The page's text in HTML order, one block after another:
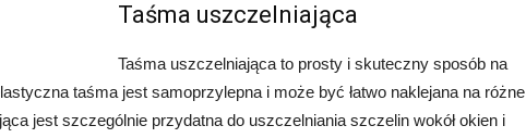
Taśma uszczelniająca
Taśma uszczelniająca to prosty i skuteczny sposób na
taśma jest samoprzylepna i może być łatwo naklejana na różne
jest szczególnie przydatna do uszczelniania szczelin wokół okien i